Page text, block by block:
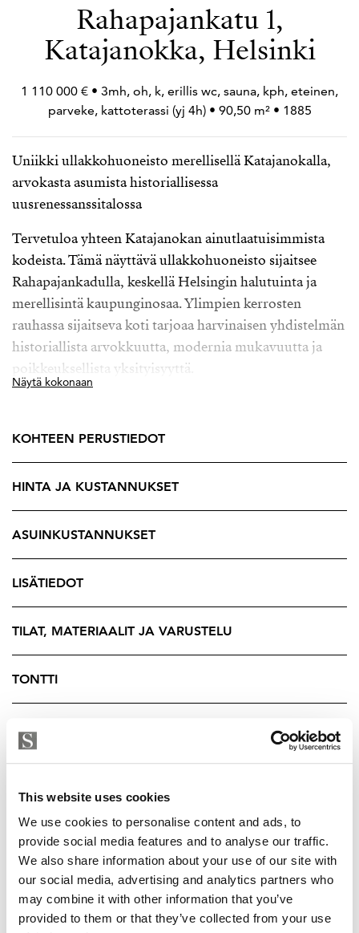
This website uses cookies
We use cookies to personalise content and ads, to
provide social media features and to analyse our traffic.
We also share information about your use of our site with
our social media, advertising and analytics partners who
may combine it with other information that you’ve
provided to them or that they’ve collected from your use
Rahapajankatu 1,
Katajanokka, Helsinki
1 110 000 € • 3mh, oh, k, erillis wc, sauna, kph, eteinen,
parveke, kattoterassi (yj 4h) • 90,50 m² • 1885
Uniikki ullakkohuoneisto merellisellä Katajanokalla,
arvokasta asumista historiallisessa
uusrenessanssitalossa
Tervetuloa yhteen Katajanokan ainutlaatuisimmista
kodeista. Tämä näyttävä ullakkohuoneisto sijaitsee
Rahapajankadulla, keskellä Helsingin halutuinta ja
merellisintä kaupunginosaa. Ylimpien kerrosten
rauhassa sijaitseva koti tarjoaa harvinaisen yhdistelmän
historiallista arvokkuutta, modernia mukavuutta ja
poikkeuksellista yksityisyyttä.
Valo tulvii sisään korkeista ikkunoista, ja
ullakkokerrokselle tyypilliset korkeat tilat, vinot katot
ja persoonalliset yksityiskohdat luovat vaikuttavan
kokonaisuuden. Kaksikerroksinen pohjaratkaisu tuo
kotiin näyttävyyttä ja toiminnallisuutta.
huikeista merimaisemista ja auringosta. Kummastakin
yläkerran makuuhuoneesta on pääsy parvekkeelle.
Lisäksi huoneistossa on alakerran makuuhuoneen
yhteydessä vielä oma parveke, joka tuo lisää tilaa ja
mahdollisuuksia ulkona oleskeluun.
kolme makuuhuonetta, jotka mahdollistavat joustavan
asumisen niin perheelle kuin työskentelyyn kotona.
sauna viimeistelee arjen luksuksen. Tässä portaassa ei
ole hissiä.
Sijainti Katajanokalla on vertaansa vailla. Merelliset
kävelyreitit, sataman maisemat ja puistot alkavat lähes
kotiovelta. Alueen ikoninen Uspenskin katedraali
kohoaa näyttävästi lähialueella ja tuo ympäristöön
Näytä kokonaan
KOHTEEN PERUSTIEDOT
HINTA JA KUSTANNUKSET
ASUINKUSTANNUKSET
LISÄTIEDOT
TILAT, MATERIAALIT JA VARUSTELU
TONTTI